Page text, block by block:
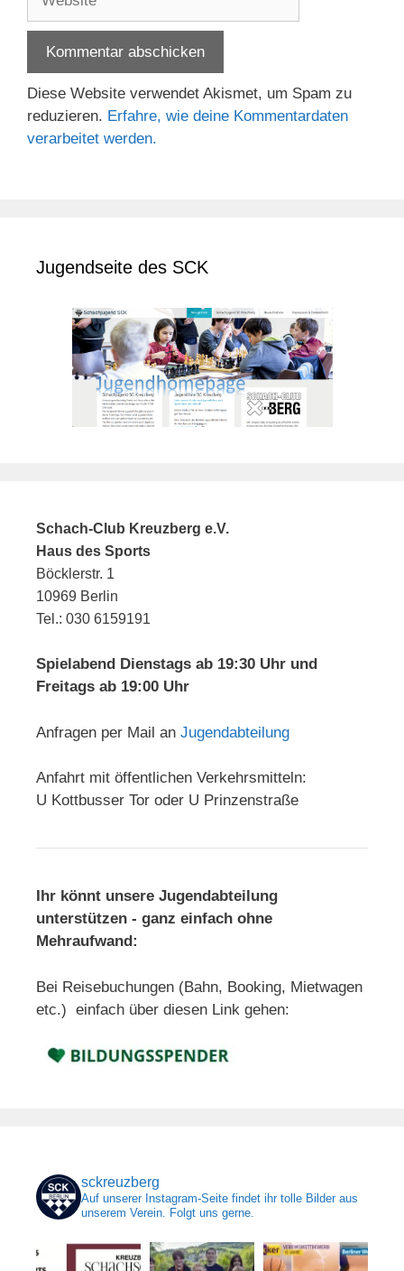
Diese Website verwendet Akismet, um Spam zu
reduzieren. Erfahre, wie deine Kommentardaten
verarbeitet werden.
Jugendseite des SCK
Schach-Club Kreuzberg e.V.
Haus des Sports
Böcklerstr. 1
10969 Berlin
Tel.: 030 6159191
Spielabend Dienstags ab 19:30 Uhr und
Freitags ab 19:00 Uhr
Anfragen per Mail an Jugendabteilung
Anfahrt mit öffentlichen Verkehrsmitteln:
U Kottbusser Tor oder U Prinzenstraße
Ihr könnt unsere Jugendabteilung
unterstützen - ganz einfach ohne
Mehraufwand:
Bei Reisebuchungen (Bahn, Booking, Mietwagen
etc.) einfach über diesen Link gehen:
sckreuzberg
Auf unserer Instagram-Seite findet ihr tolle Bilder aus
unserem Verein. Folgt uns gerne.